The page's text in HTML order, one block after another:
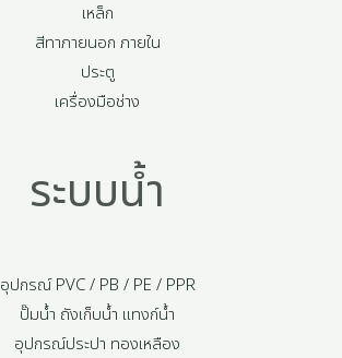
เหล็ก
สีทาภายนอก ภายใน
ประตู
เครื่องมือช่าง
ระบบน้ำ
อุปกรณ์ PVC / PB / PE / PPR
ปั๊มน้ำ ถังเก็บน้ำ แทงก์น้ำ
อุปกรณ์ประปา ทองเหลือง